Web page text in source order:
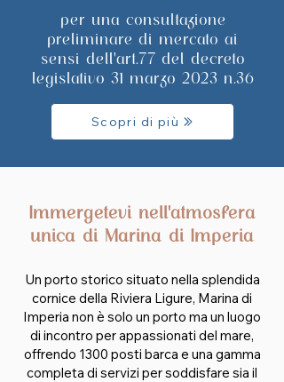
per una consultazione
preliminare di mercato ai
sensi dell'art.77 del decreto
legislativo 31 marzo 2023 n.36
Scopri di più
Immergetevi nell'atmosfera
unica di Marina di Imperia
Un porto storico situato nella splendida
cornice della Riviera Ligure, Marina di
Imperia non è solo un porto ma un luogo
di incontro per appassionati del mare,
offrendo 1300 posti barca e una gamma
completa di servizi per soddisfare sia il